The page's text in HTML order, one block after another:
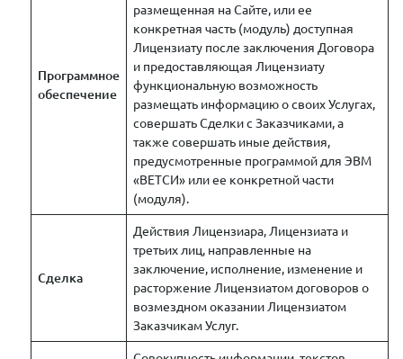
Программное
обеспечение
размещенная на Сайте, или ее
конкретная часть (модуль) доступная
Лицензиату после заключения Договора
и предоставляющая Лицензиату
функциональную возможность
размещать информацию о своих Услугах,
совершать Сделки с Заказчиками, а
также совершать иные действия,
предусмотренные программой для ЭВМ
«ВЕТСИ» или ее конкретной части
(модуля).
Сделка
Действия Лицензиара, Лицензиата и
третьих лиц, направленные на
заключение, исполнение, изменение и
расторжение Лицензиатом договоров о
возмездном оказании Лицензиатом
Заказчикам Услуг.